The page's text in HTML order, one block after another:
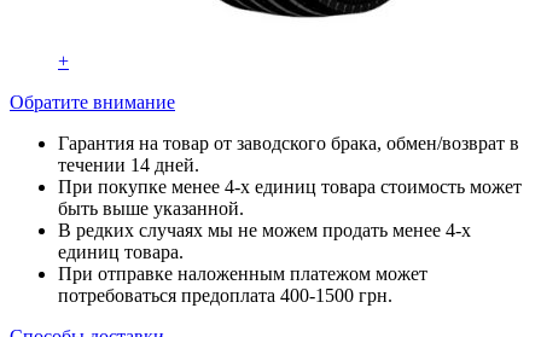
+
Обратите внимание
Гарантия на товар от заводского брака, обмен/возврат в
течении 14 дней.
При покупке менее 4-х единиц товара стоимость может
быть выше указанной.
В редких случаях мы не можем продать менее 4-х
единиц товара.
При отправке наложенным платежом может
потребоваться предоплата 400-1500 грн.